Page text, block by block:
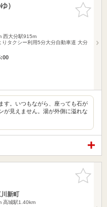
お気に入
りに追加
）
西大分駅915m
りタクシー利用5分大分自動車道 大分
す。いつもながら、座っても石が
が見えません。湯が外側に溢れな
お気に入
りに追加
新町
高城駅1.40km